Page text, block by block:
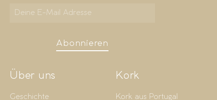
Abonnieren
Über uns
Geschichte
Kork
Kork aus Portugal